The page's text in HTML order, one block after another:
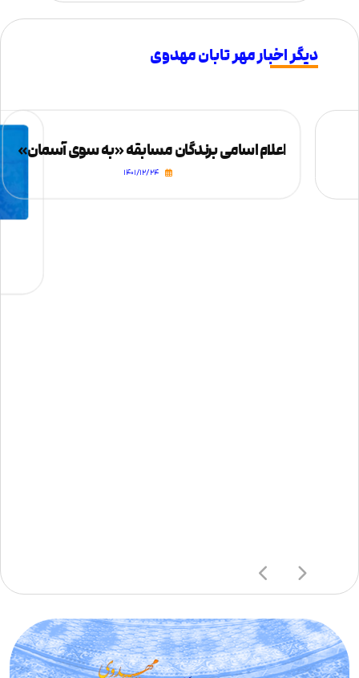
دیگر اخبار مهر تابان مهدوی
اعلام اسامی برندگان مسابقه «به سوی آسمان»
۱۴۰۱/۱۲/۲۴